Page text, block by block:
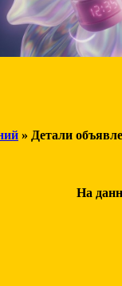
» Детали
На